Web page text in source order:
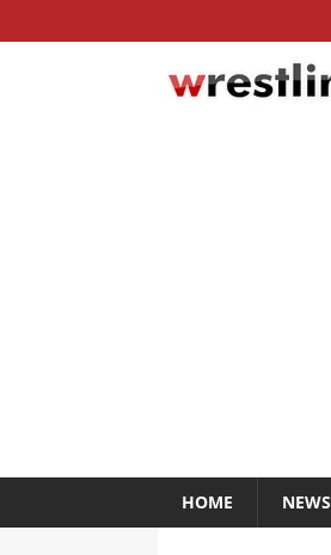
HOME NEWS